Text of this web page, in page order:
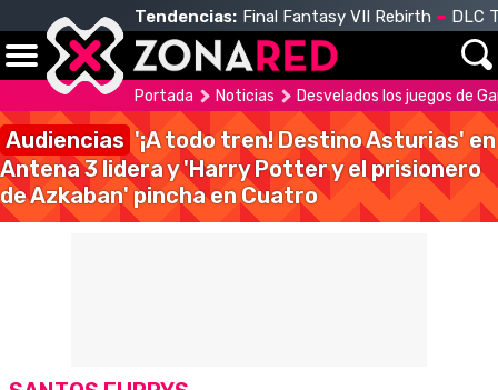
Tendencias: Final Fantasy VII Rebirth DLC
Portada Noticias Desvelados los juegos de
Audiencias '¡A todo tren! Destino Asturias' en
Antena 3 lidera y 'Harry Potter y el prisionero
de Azkaban' pincha en Cuatro